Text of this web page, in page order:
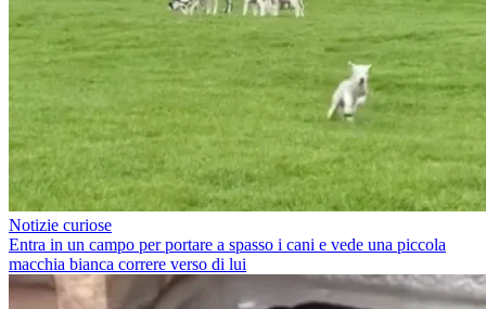
Notizie curiose
Entra in un campo per portare a spasso i cani e vede una piccola
macchia bianca correre verso di lui